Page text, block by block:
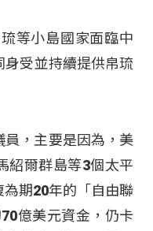
等小島國家面臨中
身受並持續提供帛琉
，主要是因為，美
紹爾群島等3個太平
期20年的「自由聯
億美元資金，仍卡